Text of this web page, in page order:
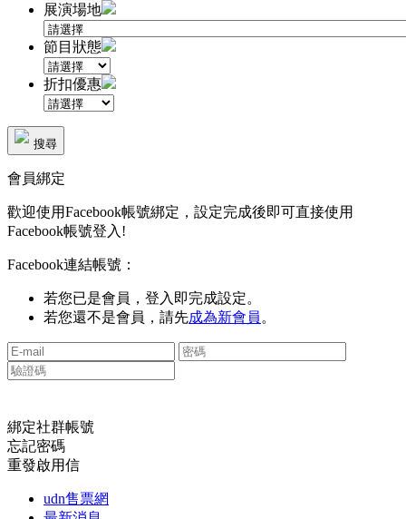
展演場地
節目狀態
折扣優惠
搜尋
會員綁定
歡迎使用Facebook帳號綁定，設定完成後即可直接使用
Facebook帳號登入!
Facebook連結帳號：
若您已是會員，登入即完成設定。
若您還不是會員，請先成為新會員 。
綁定社群帳號
忘記密碼
重發啟用信
udn售票網